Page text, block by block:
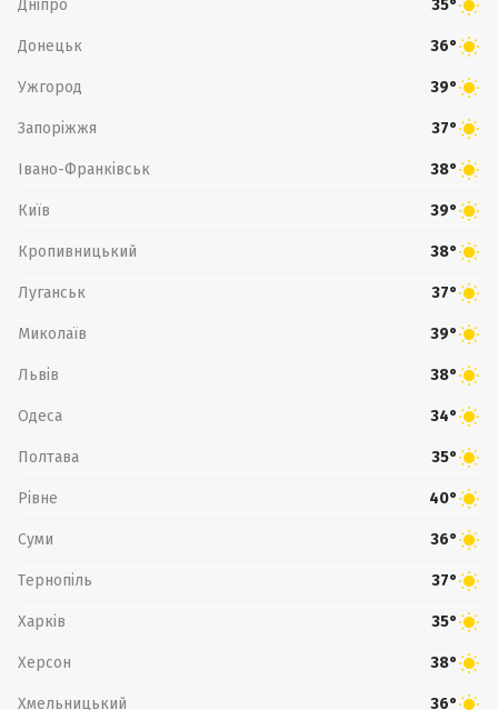
Дніпро 35°
Донецьк 36°
Ужгород 39°
Запоріжжя 37°
Івано-Франківськ 38°
Київ 39°
Кропивницький 38°
Луганськ 37°
Миколаїв 39°
Львів 38°
Одеса 34°
Полтава 35°
Рівне 40°
Суми 36°
Тернопіль 37°
Харків 35°
Херсон 38°
Хмельницький 36°